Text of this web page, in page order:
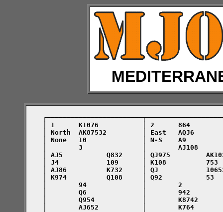
│ 1      K1076           │ 2      864
│ North  AK87532         │ East   AQJ6
│ None   10              │ N-S    A9
│        3               │        AJ108
│ AJ5           Q832     │ QJ975
│ J4            109      │ K108
│ AJ86          K732     │ QJ
│ K974          Q108     │ Q92           53
│        94              │        2
│        Q6              │        942
│        Q954            │        K8742
│        AJ652           │        K764